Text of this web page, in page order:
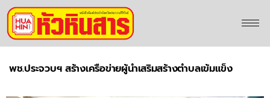
พช.ประจวบฯ สร้างเครือข่ายผู้นำเสริมสร้างตำบลเข้มแข็ง